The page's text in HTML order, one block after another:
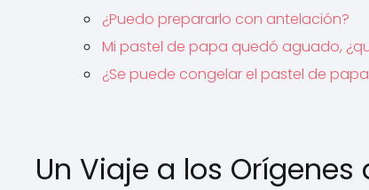
¿Puedo prepararlo con antelación?
Mi pastel de papa quedó aguado,
¿Se puede congelar el pastel de
Un Viaje a los Orígenes